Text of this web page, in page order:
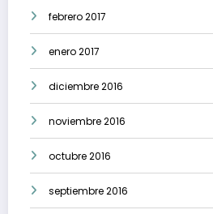
febrero 2017
enero 2017
diciembre 2016
noviembre 2016
octubre 2016
septiembre 2016